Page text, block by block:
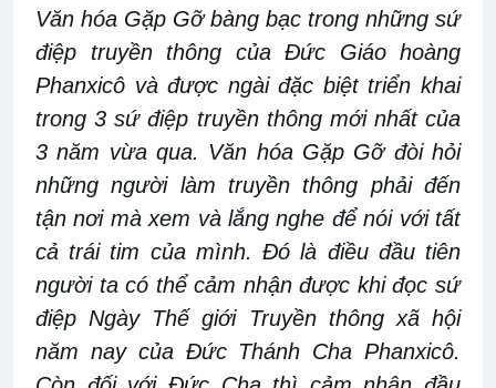
Văn hóa Gặp Gỡ bàng bạc trong những sứ
điệp truyền thông của Đức Giáo hoàng
Phanxicô và được ngài đặc biệt triển khai
trong 3 sứ điệp truyền thông mới nhất của
3 năm vừa qua. Văn hóa Gặp Gỡ đòi hỏi
những người làm truyền thông phải đến
tận nơi mà xem và lắng nghe để nói với tất
cả trái tim của mình. Đó là điều đầu tiên
người ta có thể cảm nhận được khi đọc sứ
điệp Ngày Thế giới Truyền thông xã hội
năm nay của Đức Thánh Cha Phanxicô.